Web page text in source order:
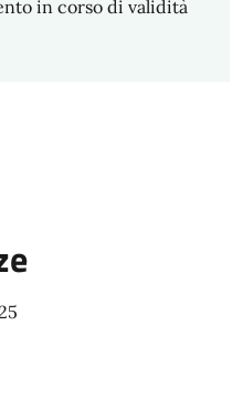
in corso di validità